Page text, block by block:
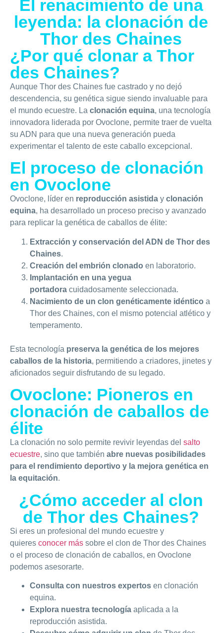
El renacimiento de una
leyenda: la clonación de
Thor des Chaines
¿Por qué clonar a Thor
des Chaines?
Aunque Thor des Chaines fue castrado y no dejó
descendencia, su genética sigue siendo invaluable para
el mundo ecuestre. La clonación equina, una tecnología
innovadora liderada por Ovoclone, permite traer de vuelta
su ADN para que una nueva generación pueda
experimentar el talento de este caballo excepcional.
El proceso de clonación
en Ovoclone
Ovoclone, líder en reproducción asistida y clonación
equina, ha desarrollado un proceso preciso y avanzado
para replicar la genética de caballos de élite:
Extracción y conservación del ADN de Thor des
Chaines.
Creación del embrión clonado en laboratorio.
Implantación en una yegua
portadora cuidadosamente seleccionada.
Nacimiento de un clon genéticamente idéntico a
Thor des Chaines, con el mismo potencial atlético y
temperamento.
Esta tecnología preserva la genética de los mejores
caballos de la historia, permitiendo a criadores, jinetes y
aficionados seguir disfrutando de su legado.
Ovoclone: Pioneros en
clonación de caballos de
élite
La clonación no solo permite revivir leyendas del salto
ecuestre, sino que también abre nuevas posibilidades
para el rendimiento deportivo y la mejora genética en
la equitación.
¿Cómo acceder al clon
de Thor des Chaines?
Si eres un profesional del mundo ecuestre y
quieres conocer más sobre el clon de Thor des Chaines
o el proceso de clonación de caballos, en Ovoclone
podemos asesorarte.
Consulta con nuestros expertos en clonación
equina.
Explora nuestra tecnología aplicada a la
reproducción asistida.